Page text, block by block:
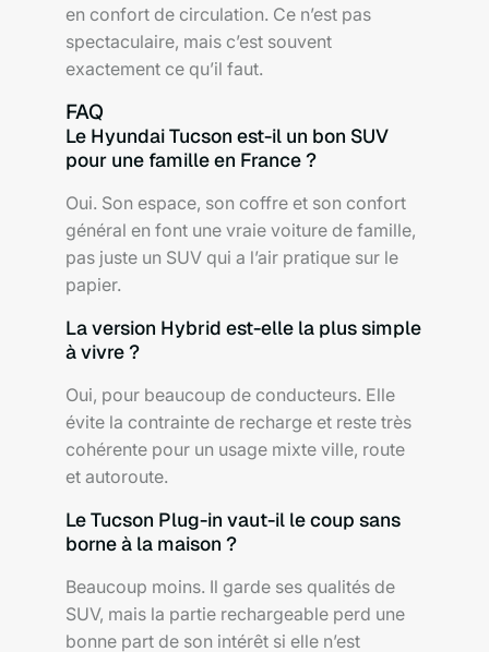
en confort de circulation. Ce n’est pas
spectaculaire, mais c’est souvent
exactement ce qu’il faut.
FAQ
Le Hyundai Tucson est-il un bon SUV
pour une famille en France ?
Oui. Son espace, son coffre et son confort
général en font une vraie voiture de famille,
pas juste un SUV qui a l’air pratique sur le
papier.
La version Hybrid est-elle la plus simple
à vivre ?
Oui, pour beaucoup de conducteurs. Elle
évite la contrainte de recharge et reste très
cohérente pour un usage mixte ville, route
et autoroute.
Le Tucson Plug-in vaut-il le coup sans
borne à la maison ?
Beaucoup moins. Il garde ses qualités de
SUV, mais la partie rechargeable perd une
bonne part de son intérêt si elle n’est